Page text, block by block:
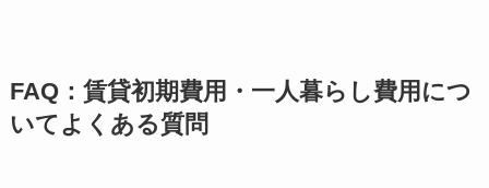
FAQ：賃貸初期費用・一人暮らし費用につ
いてよくある質問